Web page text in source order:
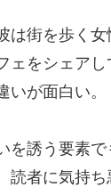
は街を歩く
ェをシェア
が面白い。
を誘う要素
読者に気持